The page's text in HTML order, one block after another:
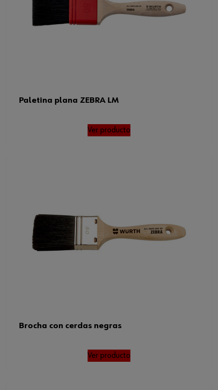
Paletina plana ZEBRA LM
Ver producto
Brocha con cerdas negras
Ver producto